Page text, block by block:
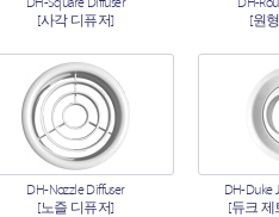
[사각 디퓨저]
[원
DH-Nozzle Diffuser
[노즐 디퓨저]
DH-Duke
[듀크 제